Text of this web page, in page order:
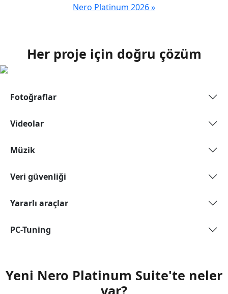
Nero Platinum 2026 »
Her proje için doğru çözüm
Fotoğraflar
Videolar
Müzik
Veri güvenliği
Yararlı araçlar
PC-Tuning
Yeni Nero Platinum Suite'te neler
var?